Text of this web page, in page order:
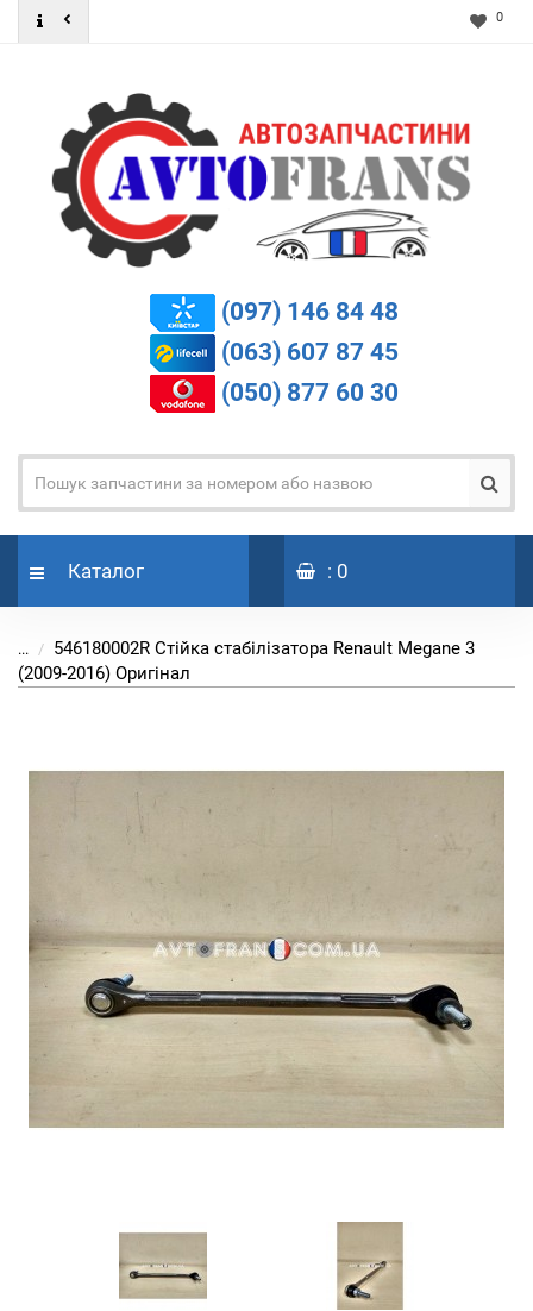
0
(097) 146 84 48
(063) 607 87 45
(050) 877 60 30
Каталог : 0
...
546180002R Стійка стабілізатора Renault Megane 3
(2009-2016) Оригінал